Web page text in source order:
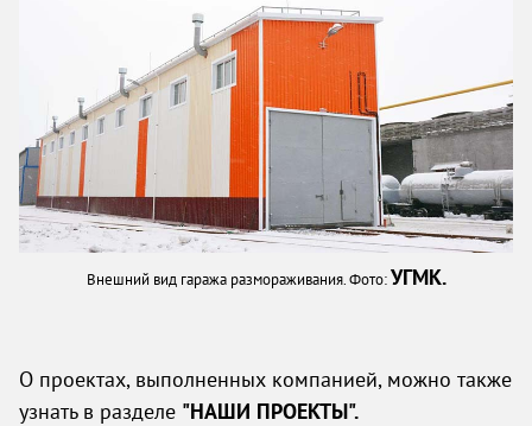
Внешний вид гаража размораживания. Фото:УГМК.
О проектах, выполненных компанией, можно также
узнать в разделе "НАШИ ПРОЕКТЫ".